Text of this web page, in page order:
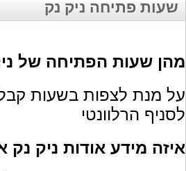
שעות פתיחה ניק נק
מהן שעות הפתיחה של
על מנת לצפות בשעות
לסניף הרלוונטי
איזה מידע אודות ניק